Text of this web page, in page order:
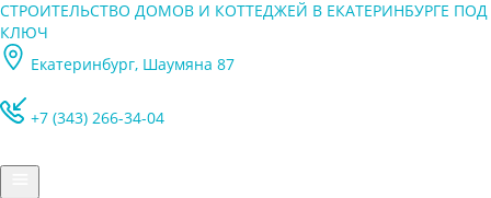
СТРОИТЕЛЬСТВО ДОМОВ И КОТТЕДЖЕЙ В ЕКАТЕРИНБУРГЕ ПОД
КЛЮЧ
Екатеринбург, Шаумяна 87
+7 (343) 266-34-04